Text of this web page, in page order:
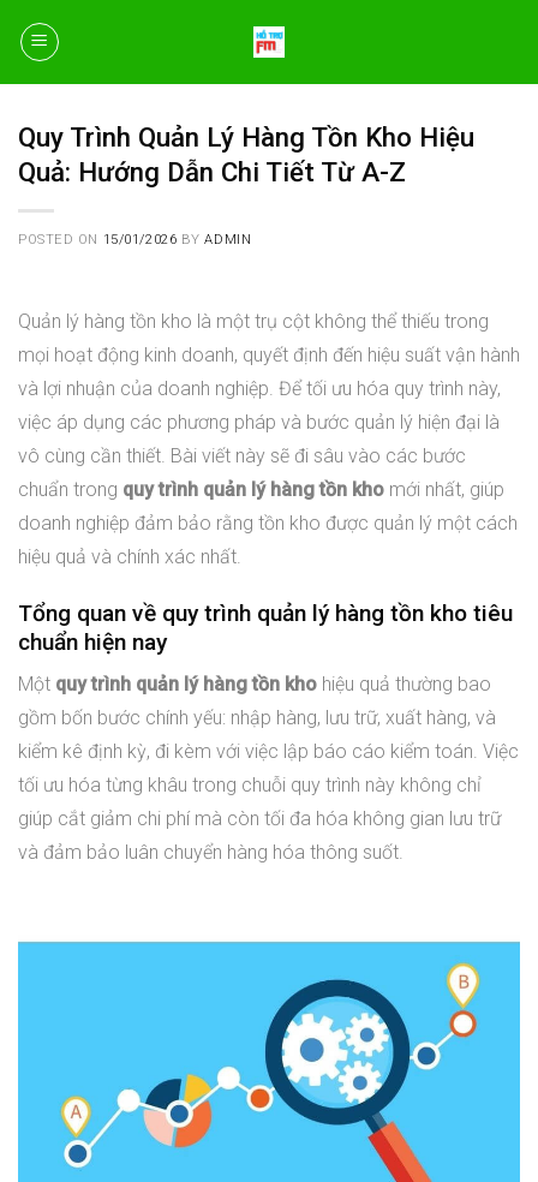
content
Quy Trình Quản Lý Hàng Tồn Kho Hiệu
Quả: Hướng Dẫn Chi Tiết Từ A-Z
POSTED ON 15/01/2026 BYADMIN
Quản lý hàng tồn kho là một trụ cột không thể thiếu trong
mọi hoạt động kinh doanh, quyết định đến hiệu suất vận hành
và lợi nhuận của doanh nghiệp. Để tối ưu hóa quy trình này,
việc áp dụng các phương pháp và bước quản lý hiện đại là
vô cùng cần thiết. Bài viết này sẽ đi sâu vào các bước
chuẩn trong quy trình quản lý hàng tồn kho mới nhất, giúp
doanh nghiệp đảm bảo rằng tồn kho được quản lý một cách
hiệu quả và chính xác nhất.
Tổng quan về quy trình quản lý hàng tồn kho tiêu
chuẩn hiện nay
Một quy trình quản lý hàng tồn kho hiệu quả thường bao
gồm bốn bước chính yếu: nhập hàng, lưu trữ, xuất hàng, và
kiểm kê định kỳ, đi kèm với việc lập báo cáo kiểm toán. Việc
tối ưu hóa từng khâu trong chuỗi quy trình này không chỉ
giúp cắt giảm chi phí mà còn tối đa hóa không gian lưu trữ
và đảm bảo luân chuyển hàng hóa thông suốt.